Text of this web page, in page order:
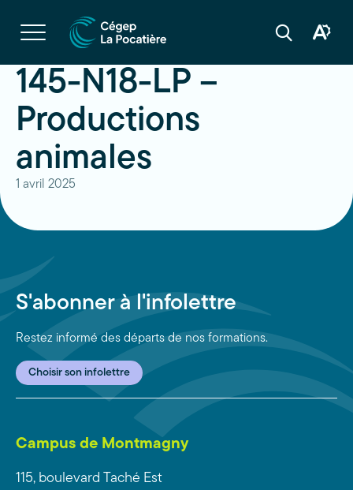
Ouvrir
la
navigation
site
Ouvrir
Ouvrir
145-N18-LP –
Productions
animales
1 avril 2025
S'abonner à l'infolettre
Restez informé des départs de nos formations.
Choisir son infolettre
Campus de Montmagny
115, boulevard Taché Est